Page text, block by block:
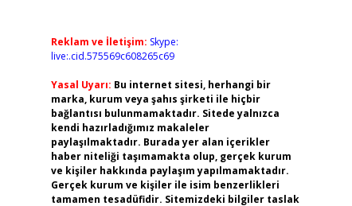
Reklam ve İletişim: Skype:
live:.cid.575569c608265c69
Yasal Uyarı: Bu internet sitesi, herhangi bir
marka, kurum veya şahıs şirketi ile hiçbir
bağlantısı bulunmamaktadır. Sitede yalnızca
kendi hazırladığımız makaleler
paylaşılmaktadır. Burada yer alan içerikler
haber niteliği taşımamakta olup, gerçek kurum
ve kişiler hakkında paylaşım yapılmamaktadır.
Gerçek kurum ve kişiler ile isim benzerlikleri
tamamen tesadüfidir. Sitemizdeki bilgiler taslak